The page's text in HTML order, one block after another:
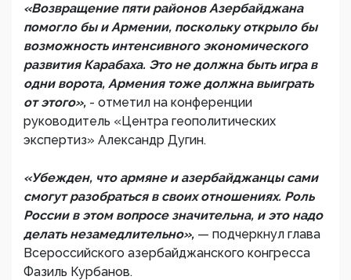
«Возвращение пяти районов Азербайджана
помогло бы и Армении, поскольку открыло бы
возможность интенсивного экономического
развития Карабаха. Это не должна быть игра в
одни ворота, Армения тоже должна выиграть
от этого», - отметил на конференции
руководитель «Центра геополитических
экспертиз» Александр Дугин.
«Убежден, что армяне и азербайджанцы сами
смогут разобраться в своих отношениях. Роль
России в этом вопросе значительна, и это надо
делать незамедлительно», — подчеркнул глава
Всероссийского азербайджанского конгресса
Фазиль Курбанов.